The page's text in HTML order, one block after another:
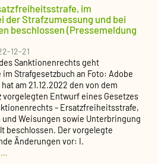
im
der Strafzumessung und bei
beschlossen (Pressemeldung
12-21
Sanktionenrechts geht
Strafgesetzbuch an Foto: Adobe
am 21.12.2022 den von dem
Entwurf eines Gesetzes
– Ersatzfreiheitsstrafe,
Weisungen sowie Unterbringung
beschlossen. Der vorgelegte
Änderungen vor: I.
…